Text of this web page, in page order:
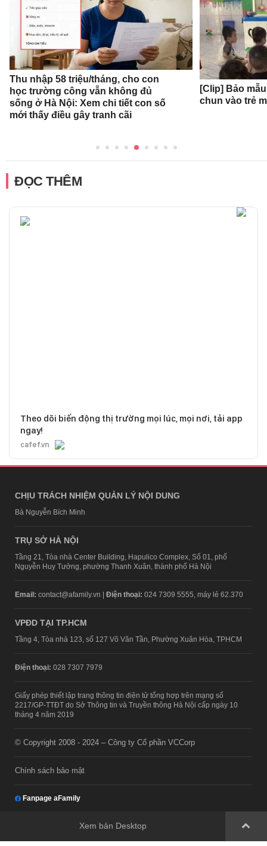
Thu nhập 58 triệu/tháng, cho con
học trường công vẫn không đủ
sống ở Hà Nội: Xem chi tiết con số
mới thấy điều gây tranh cãi
[Clip] Bảo
chun vào trẻ
ĐỌC THÊM
Theo dõi biến động thị trường mọi lúc, mọi nơi, tải app
ngay!
cafef.vn
CHỊU TRÁCH NHIỆM QUẢN LÝ NỘI DUNG
Bà Nguyễn Bích Minh
TRỤ SỞ HÀ NỘI
Tầng 21, Tòa nhà Center Building, Hapulico Complex, Số 01, phố
Nguyễn Huy Tưởng, phường Thanh Xuân, thành phố Hà Nội
Email: contact@afamily.vn | Điện thoại: 024 7309 5555, máy lẻ 62.370
VPĐD TẠI TP.HCM
Tầng 4, Tòa nhà 123, số 127 Võ Văn Tần, Phường Xuân Hòa, TPHCM
Điện thoại: 028 7307 7979
Giấy phép thiết lập trang thông tin điện tử tổng hợp trên mạng số
2217/GP-TTĐT do Sở Thông tin và Truyền thông Hà Nội cấp ngày 10
tháng 4 năm 2019
© Copyright 2008 - 2024 – Công ty Cổ phần VCCorp
Chính sách bảo mật
Fanpage aFamily
Xem bản Desktop